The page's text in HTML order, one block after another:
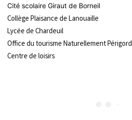
Cité scolaire Giraut de Borneil
Collège Plaisance de Lanouaille
Lycée de Chardeuil
Office du tourisme Naturellement Périgord
Centre de loisirs